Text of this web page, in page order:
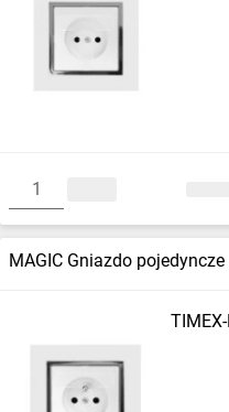
MAGIC Gniazdo pojedyncze